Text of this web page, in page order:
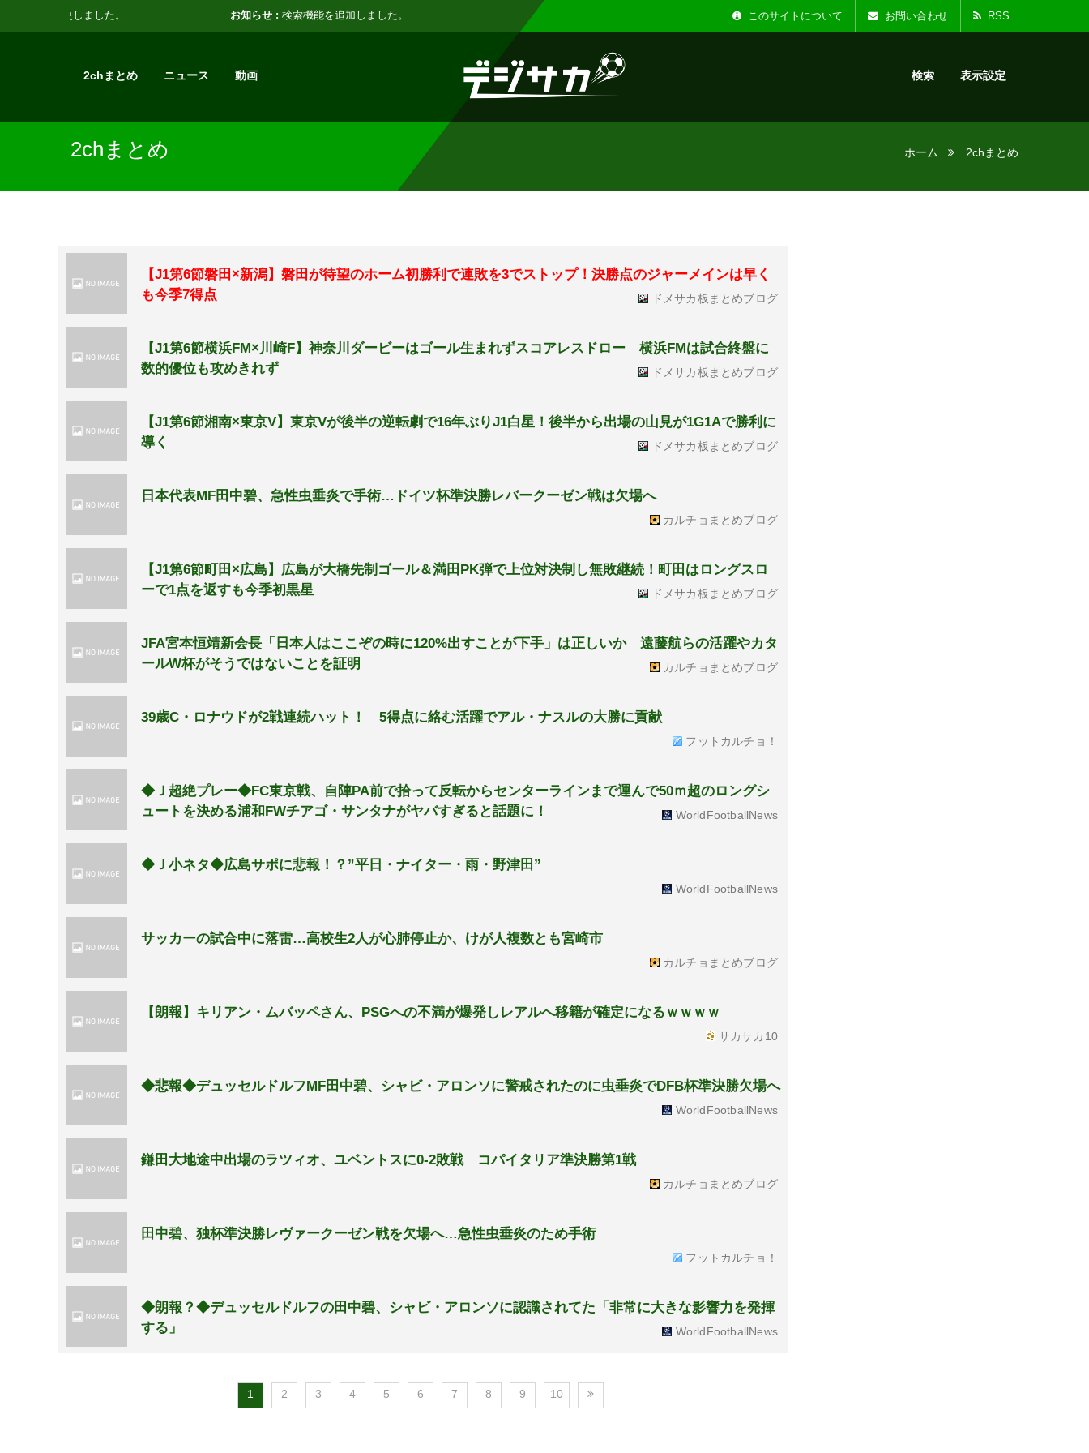
お知らせ : 検索機能を追加しました。 表示設定機能を追加しました。 お知らせ :
このサイトについて お問い合わせ RSS
2chまとめ ニュース 動画 検索 表示設定
2chまとめ ホーム 2chまとめ
【J1第6節磐田×新潟】磐田が待望のホーム初勝利で連敗を3でストップ！決勝点のジャーメインは早く
も今季7得点
ドメサカ板まとめブログ
【J1第6節横浜FM×川崎F】神奈川ダービーはゴール生まれずスコアレスドロー 横浜FMは試合終盤に
数的優位も攻めきれず
ドメサカ板まとめブログ
【J1第6節湘南×東京V】東京Vが後半の逆転劇で16年ぶりJ1白星！後半から出場の山見が1G1Aで勝利に
導く
ドメサカ板まとめブログ
日本代表MF田中碧、急性虫垂炎で手術…ドイツ杯準決勝レバークーゼン戦は欠場へ
カルチョまとめブログ
【J1第6節町田×広島】広島が大橋先制ゴール＆満田PK弾で上位対決制し無敗継続！町田はロングスロ
ーで1点を返すも今季初黒星
ドメサカ板まとめブログ
JFA宮本恒靖新会長「日本人はここぞの時に120%出すことが下手」は正しいか 遠藤航らの活躍やカタ
ールW杯がそうではないことを証明
カルチョまとめブログ
39歳C・ロナウドが2戦連続ハット！ 5得点に絡む活躍でアル・ナスルの大勝に貢献
フットカルチョ！
◆Ｊ超絶プレー◆FC東京戦、自陣PA前で拾って反転からセンターラインまで運んで50ｍ超のロングシ
ュートを決める浦和FWチアゴ・サンタナがヤバすぎると話題に！
WorldFootballNews
◆Ｊ小ネタ◆広島サポに悲報！？”平日・ナイター・雨・野津田”
WorldFootballNews
サッカーの試合中に落雷…高校生2人が心肺停止か、けが人複数とも宮崎市
カルチョまとめブログ
【朗報】キリアン・ムバッペさん、PSGへの不満が爆発しレアルへ移籍が確定になるｗｗｗｗ
サカサカ10
◆悲報◆デュッセルドルフMF田中碧、シャビ・アロンソに警戒されたのに虫垂炎でDFB杯準決勝欠場へ
WorldFootballNews
鎌田大地途中出場のラツィオ、ユベントスに0-2敗戦 コパイタリア準決勝第1戦
カルチョまとめブログ
田中碧、独杯準決勝レヴァークーゼン戦を欠場へ…急性虫垂炎のため手術
フットカルチョ！
◆朗報？◆デュッセルドルフの田中碧、シャビ・アロンソに認識されてた「非常に大きな影響力を発揮
する」
WorldFootballNews
1 2 3 4 5 6 7 8 9 10